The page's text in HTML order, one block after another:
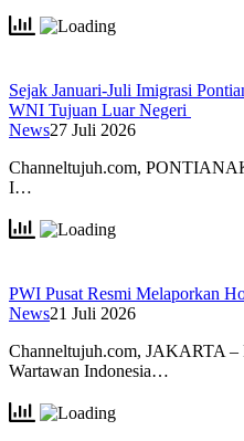
Sejak Januari-Juli Imigrasi
WNI Tujuan Luar Negeri
News27 Juli 2026
Channeltujuh.com,
I…
PWI Pusat Resmi Melaporkan
News21 Juli 2026
Channeltujuh.com, JAKARTA –
Wartawan Indonesia…